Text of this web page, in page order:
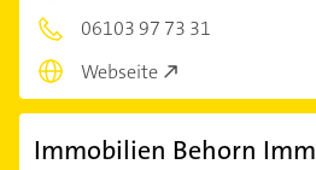
06103 97 73 31
Webseite
Immobilien Behorn